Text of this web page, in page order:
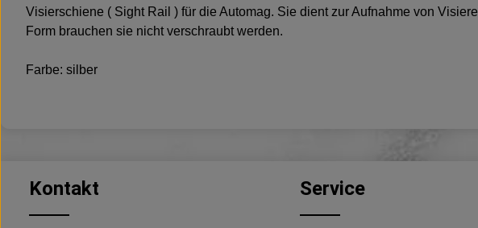
Visierschiene ( Sight Rail ) für die Automag. Sie dient zur Aufnahme von
Form brauchen sie nicht verschraubt werden.
Farbe: silber
Kontakt Service